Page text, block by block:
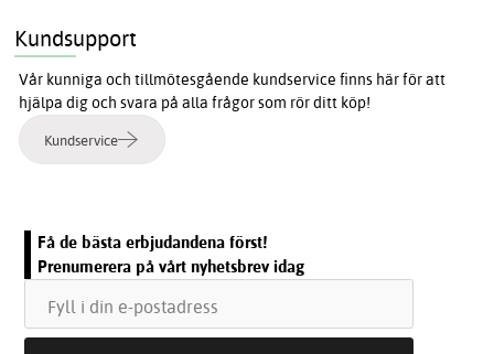
Kundsupport
Vår kunniga och tillmötesgående kundservice finns här för att
hjälpa dig och svara på alla frågor som rör ditt köp!
Kundservice
Få de bästa erbjudandena först!
Prenumerera på vårt nyhetsbrev idag